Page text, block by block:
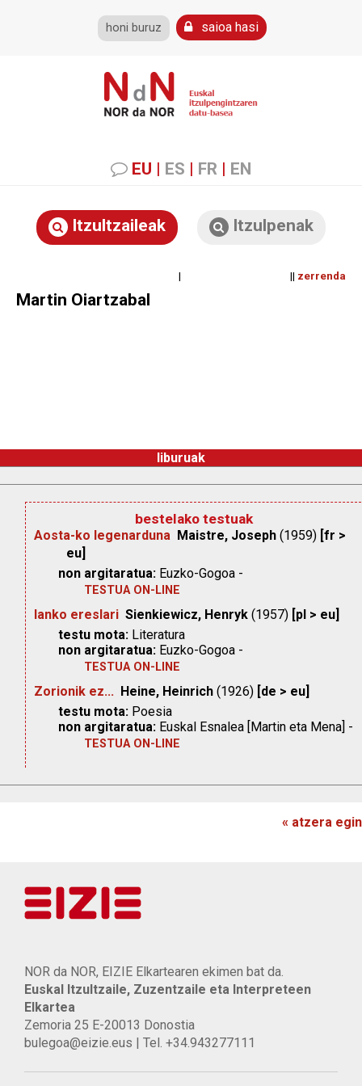
honi buruz saioa hasi
EU | ES | FR | EN
Itzultzaileak Itzulpenak
| || zerrenda
Martin Oiartzabal
liburuak
bestelako testuak
Aosta-ko legenarduna Maistre, Joseph (1959) [fr >
eu]
non argitaratua: Euzko-Gogoa -
TESTUA ON-LINE
Ianko ereslari Sienkiewicz, Henryk (1957) [pl > eu]
testu mota: Literatura
non argitaratua: Euzko-Gogoa -
TESTUA ON-LINE
Zorionik ez... Heine, Heinrich (1926) [de > eu]
testu mota: Poesia
non argitaratua: Euskal Esnalea [Martin eta Mena] -
TESTUA ON-LINE
« atzera egin
NOR da NOR, EIZIE Elkartearen ekimen bat da.
Euskal Itzultzaile, Zuzentzaile eta Interpreteen
Elkartea
Zemoria 25 E-20013 Donostia
bulegoa@eizie.eus | Tel. +34.943277111